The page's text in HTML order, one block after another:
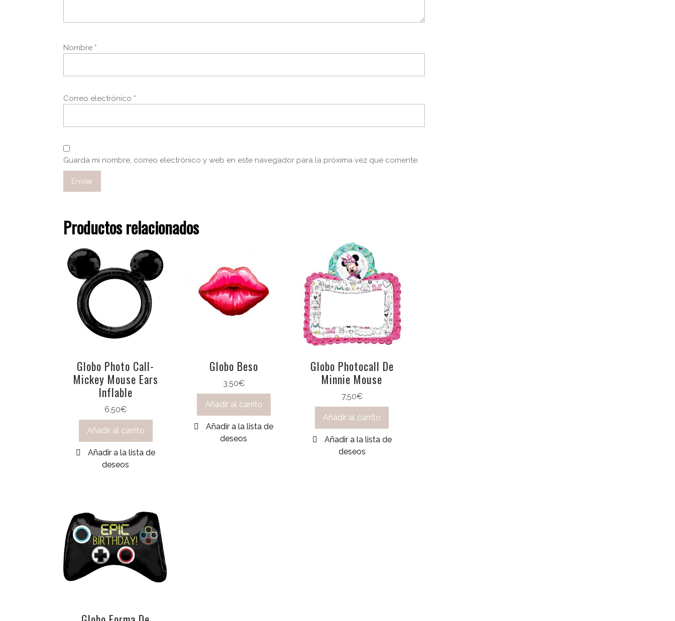
Nombre *
Correo electrónico *
Guarda mi nombre, correo electrónico y web en este navegador para la próxima vez que comente.
Productos relacionados
Globo Photo Call-
Mickey Mouse Ears
Inflable
6,50€
Añadir al carrito
Añadir a la lista de
deseos
Globo Beso
3,50€
Añadir al carrito
Añadir a la lista de
deseos
Globo Photocall De
Minnie Mouse
7,50€
Añadir al carrito
Añadir a la lista de
deseos